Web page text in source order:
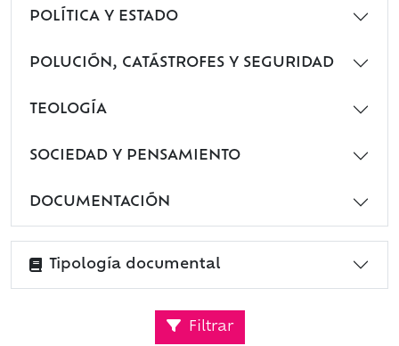
POLÍTICA Y ESTADO
POLUCIÓN, CATÁSTROFES Y SEGURIDAD
TEOLOGÍA
SOCIEDAD Y PENSAMIENTO
DOCUMENTACIÓN
Tipología documental
Filtrar